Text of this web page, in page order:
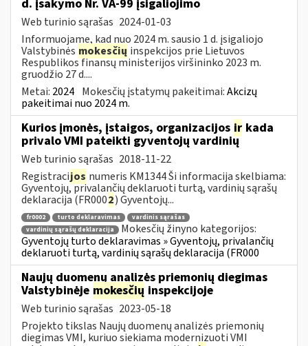
d. įsakymo Nr. VA-99 įsigaliojimo
Web turinio sąrašas 2024-01-03
Informuojame, kad nuo 2024 m. sausio 1 d. įsigaliojo
Valstybinės mokesčių inspekcijos prie Lietuvos
Respublikos finansų ministerijos viršininko 2023 m.
gruodžio 27 d....
Metai: 2024 Mokesčių įstatymų pakeitimai:Akcizų
pakeitimai nuo 2024 m.
Kurios įmonės, įstaigos, organizacijos ir kada
privalo VMI pateikti gyventojų vardinių
Web turinio sąrašas 2018-11-22
Registracijos numeris KM1344 Ši informacija skelbiama:
Gyventojų, privalančių deklaruoti turtą, vardinių sąrašų
deklaracija (FR0002) Gyventojų...
fr0002 turto deklaravimas
vardinis sąrašas
vardinių sąrašų deklaracija
Mokesčių žinyno kategorijos:
Gyventojų turto deklaravimas » Gyventojų, privalančių
deklaruoti turtą, vardinių sąrašų deklaracija (FR000
Naujų duomenų analizės priemonių diegimas
Valstybinėje mokesčių inspekcijoje
Web turinio sąrašas 2023-05-18
Projekto tikslas Naujų duomenų analizės priemonių
diegimas VMI, kuriuo siekiama modernizuoti VMI